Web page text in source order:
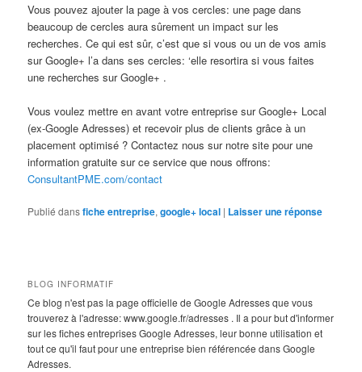
Vous pouvez ajouter la page à vos cercles: une page dans
beaucoup de cercles aura sûrement un impact sur les
recherches. Ce qui est sûr, c’est que si vous ou un de vos amis
sur Google+ l’a dans ses cercles: ‘elle resortira si vous faites
une recherches sur Google+ .
Vous voulez mettre en avant votre entreprise sur Google+ Local
(ex-Google Adresses) et recevoir plus de clients grâce à un
placement optimisé ? Contactez nous sur notre site pour une
information gratuite sur ce service que nous offrons:
ConsultantPME.com/contact
Publié dansfiche entreprise,google+ local | Laisser une réponse
BLOG INFORMATIF
Ce blog n'est pas la page officielle de Google Adresses que vous
trouverez à l'adresse: www.google.fr/adresses . Il a pour but d'informer
sur les fiches entreprises Google Adresses, leur bonne utilisation et
tout ce qu'il faut pour une entreprise bien référencée dans Google
Adresses.